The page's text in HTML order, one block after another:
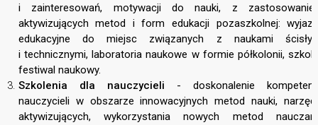
i zainteresowań, motywacji do nauki, z
aktywizujących metod i form edukacji pozaszkolnej:
edukacyjne do miejsc związanych z naukami
i technicznymi, laboratoria naukowe w formie półkolonii,
festiwal naukowy.
Szkolenia dla nauczycieli - doskonalenie
nauczycieli w obszarze innowacyjnych metod nauki,
aktywizujących, wykorzystania nowych metod